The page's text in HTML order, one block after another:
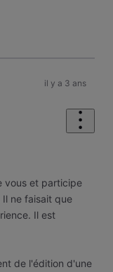
il y a 3 ans
vous et participe
ne faisait que
Il est
de l'édition d'une